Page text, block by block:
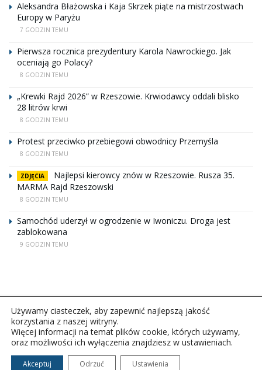
Aleksandra Błażowska i Kaja Skrzek piąte na mistrzostwach
Europy w Paryżu
7 GODZIN TEMU
Pierwsza rocznica prezydentury Karola Nawrockiego. Jak
oceniają go Polacy?
8 GODZIN TEMU
„Krewki Rajd 2026” w Rzeszowie. Krwiodawcy oddali blisko
28 litrów krwi
8 GODZIN TEMU
Protest przeciwko przebiegowi obwodnicy Przemyśla
8 GODZIN TEMU
ZDJĘCIA
Najlepsi kierowcy znów w Rzeszowie. Rusza 35.
MARMA Rajd Rzeszowski
8 GODZIN TEMU
Samochód uderzył w ogrodzenie w Iwoniczu. Droga jest
zablokowana
9 GODZIN TEMU
Copyright © 2026Polskie Radio Rzeszów S.A. w likwidacj.
Wszelkie prawa zastrzeżone.
Używamy ciasteczek, aby zapewnić najlepszą jakość
korzystania z naszej witryny.
Więcej informacji na temat plików cookie, których używamy,
oraz możliwości ich wyłączenia znajdziesz w ustawieniach.
Akceptuj Odrzuć Ustawienia